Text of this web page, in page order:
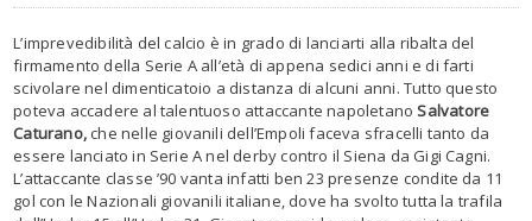
L’imprevedibilità del calcio è in grado di lanciarti alla ribalta del
firmamento della Serie A all’età di appena sedici anni e di farti
scivolare nel dimenticatoio a distanza di alcuni anni. Tutto questo
poteva accadere al talentuoso attaccante napoletano Salvatore
Caturano,che nelle giovanili dell’Empoli faceva sfracelli tanto da
essere lanciato in Serie A nel derby contro il Siena da Gigi Cagni.
L’attaccante classe ’90 vanta infatti ben 23 presenze condite da 11
gol con le Nazionali giovanili italiane, dove ha svolto tutta la trafila